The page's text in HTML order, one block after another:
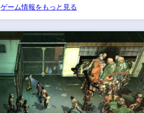
ゲーム情報をもっと見る